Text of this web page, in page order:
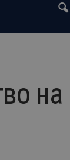
на